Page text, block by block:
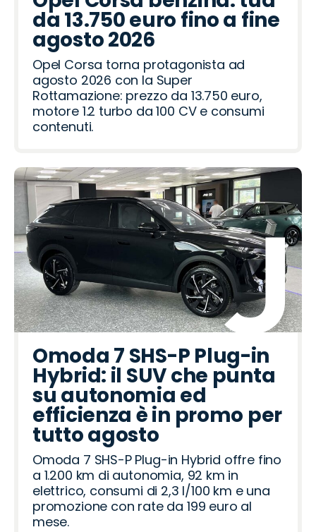
R
o
v
e
r
o
o
a
d
a
i
e
o
t
R
o
m
e
o
i
a
o
ë
n
a
t
h
a
da 13.750 euro fino a fine
agosto 2026
Opel Corsa torna protagonista ad
agosto 2026 con la Super
Rottamazione: prezzo da 13.750 euro,
motore 1.2 turbo da 100 CV e consumi
contenuti.
Omoda 7 SHS-P Plug-in
Hybrid: il SUV che punta
su autonomia ed
efficienza è in promo per
tutto agosto
Omoda 7 SHS-P Plug-in Hybrid offre fino
a 1.200 km di autonomia, 92 km in
elettrico, consumi di 2,3 l/100 km e una
promozione con rate da 199 euro al
mese.